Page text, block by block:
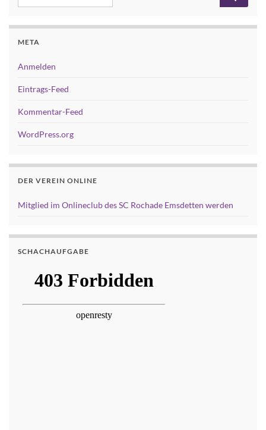
META
Anmelden
Eintrags-Feed
Kommentar-Feed
WordPress.org
DER VEREIN ONLINE
Mitglied im Onlineclub des SC Rochade Emsdetten werden
SCHACHAUFGABE